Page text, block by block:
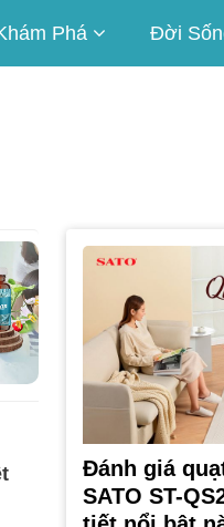
Phá Đời
Đánh giá
SATO ST-